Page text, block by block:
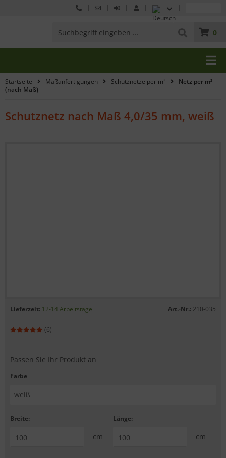
0
Startseite Maßanfertigungen Schutznetze per m²
Netz per m²
(nach Maß)
Schutznetz nach Maß 4,0/35 mm, weiß
Lieferzeit: 12-14 Arbeitstage Art.-Nr.: 210-035
(6)
Passen Sie Ihr Produkt an
Farbe
Breite:
cm
Länge:
cm